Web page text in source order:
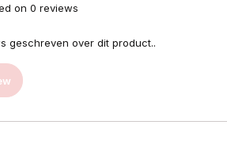
on 0 reviews
geschreven over dit product..